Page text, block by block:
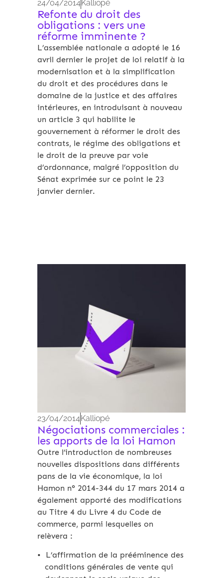
24/04/2014 Kalliopé
Refonte du droit des
obligations : vers une
réforme imminente ?
L’assemblée nationale a adopté le 16
avril dernier le projet de loi relatif à la
modernisation et à la simplification
du droit et des procédures dans le
domaine de la justice et des affaires
intérieures, en introduisant à nouveau
un article 3 qui habilite le
gouvernement à réformer le droit des
contrats, le régime des obligations et
le droit de la preuve par voie
d’ordonnance, malgré l’opposition du
Sénat exprimée sur ce point le 23
janvier dernier.
23/04/2014Kalliopé
Négociations commerciales :
les apports de la loi Hamon
Outre l’introduction de nombreuses
nouvelles dispositions dans différents
pans de la vie économique, la loi
Hamon n° 2014-344 du 17 mars 2014 a
également apporté des modifications
au Titre 4 du Livre 4 du Code de
commerce, parmi lesquelles on
relèvera :
L’affirmation de la prééminence des
conditions générales de vente qui